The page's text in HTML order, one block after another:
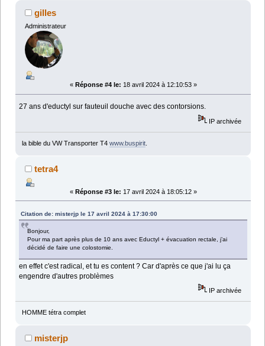
gilles
Administrateur
« Réponse #4 le: 18 avril 2024 à 12:10:53 »
27 ans d'eductyl sur fauteuil douche avec des contorsions.
IP archivée
la bible du VW Transporter T4 www.buspirit.
tetra4
« Réponse #3 le: 17 avril 2024 à 18:05:12 »
Citation de: misterjp le 17 avril 2024 à 17:30:00
Bonjour,
Pour ma part après plus de 10 ans avec Eductyl + évacuation rectale, j’ai
décidé de faire une colostomie.
en effet c'est radical, et tu es content ? Car d'après ce que j'ai lu ça
engendre d'autres problèmes
IP archivée
HOMME tétra complet
misterjp